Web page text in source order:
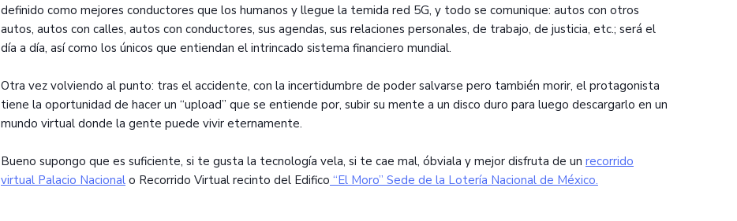
definido como mejores conductores que los humanos y llegue la temida red 5G, y todo se comunique: autos con otros
autos, autos con calles, autos con conductores, sus agendas, sus relaciones personales, de trabajo, de justicia, etc.; será el
día a día, así como los únicos que entiendan el intrincado sistema financiero mundial.
Otra vez volviendo al punto: tras el accidente, con la incertidumbre de poder salvarse pero también morir, el protagonista
tiene la oportunidad de hacer un “upload” que se entiende por, subir su mente a un disco duro para luego descargarlo en un
mundo virtual donde la gente puede vivir eternamente.
Bueno supongo que es suficiente, si te gusta la tecnología vela, si te cae mal, óbviala y mejor disfruta de un recorrido
virtual Palacio Nacional o Recorrido Virtual recinto del Edifico “El Moro” Sede de la Lotería Nacional de México.